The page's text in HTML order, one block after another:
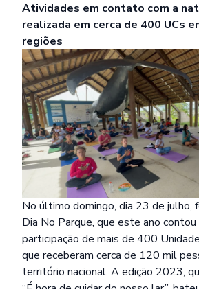
Atividades em contato com a
realizada em cerca de 400 UCs
regiões
No último domingo, dia 23 de julho,
Dia No Parque, que este ano contou
participação de mais de 400
que receberam cerca de 120 mil
território nacional. A edição 2023,